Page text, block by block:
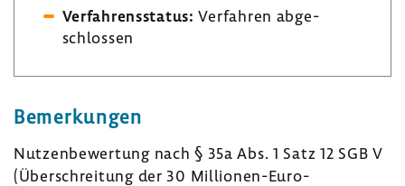
Verfah­rens­status: Verfahren abge­
schlossen
Bemer­kungen
Nutzen­be­wer­tung nach § 35a Abs. 1 Satz 12 SGB V
(Über­schrei­tung der 30 Millionen-​Euro-